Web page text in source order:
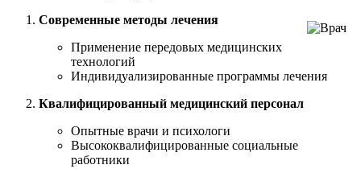
Современные методы лечения
Применение передовых медицинских
технологий
Индивидуализированные программы лечения
Квалифицированный медицинский персонал
Опытные врачи и психологи
Высококвалифицированные социальные
работники